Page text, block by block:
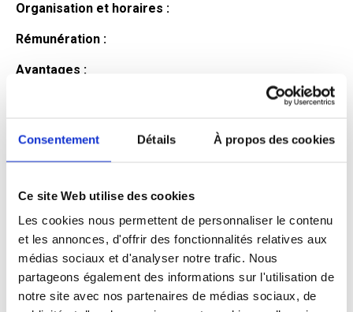
Consentement Détails À propos des cookies
Ce site Web utilise des cookies
Les cookies nous permettent de personnaliser le contenu
et les annonces, d'offrir des fonctionnalités relatives aux
médias sociaux et d'analyser notre trafic. Nous
partageons également des informations sur l'utilisation de
notre site avec nos partenaires de médias sociaux, de
Organisation et horaires :
Rémunération :
Avantages :
Profil du
candidat
Qualifications et diplômes :
Profil recherché :
Expérience :